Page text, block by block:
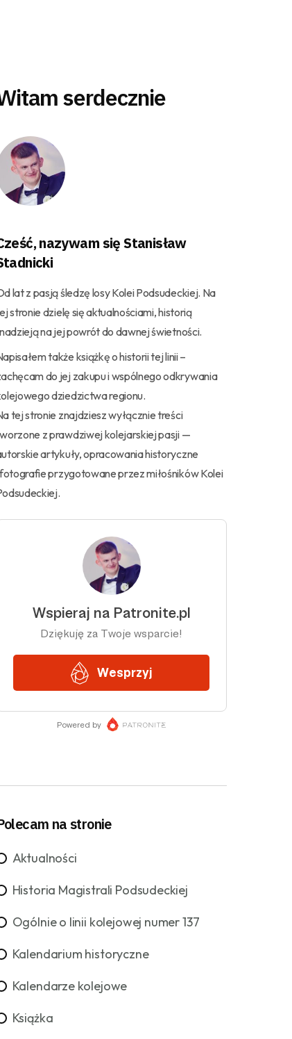
serdecznie
nazywam się Stanisław
lat z pasją śledzę losy Kolei Podsudeckiej. Na
stronie dzielę się aktualnościami, historią
na jej powrót do dawnej świetności.
także książkę o historii tej linii –
do jej zakupu i wspólnego odkrywania
dziedzictwa regionu.
tej stronie znajdziesz wyłącznie treści
z prawdziwej kolejarskiej pasji —
artykuły, opracowania historyczne
przygotowane przez miłośników Kolei
na stronie
Aktualności
Historia Magistrali Podsudeckiej
Ogólnie o linii kolejowej numer 137
Kalendarium historyczne
Kalendarze kolejowe
Książka